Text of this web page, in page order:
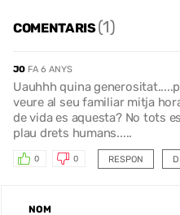
COMENTARIS(1)
JO FA 6 ANYS
Uauhhh quina
veure al seu familiar mitja
de vida es aquesta? No tots
plau drets humans.....
RESPON
0 0
NOM